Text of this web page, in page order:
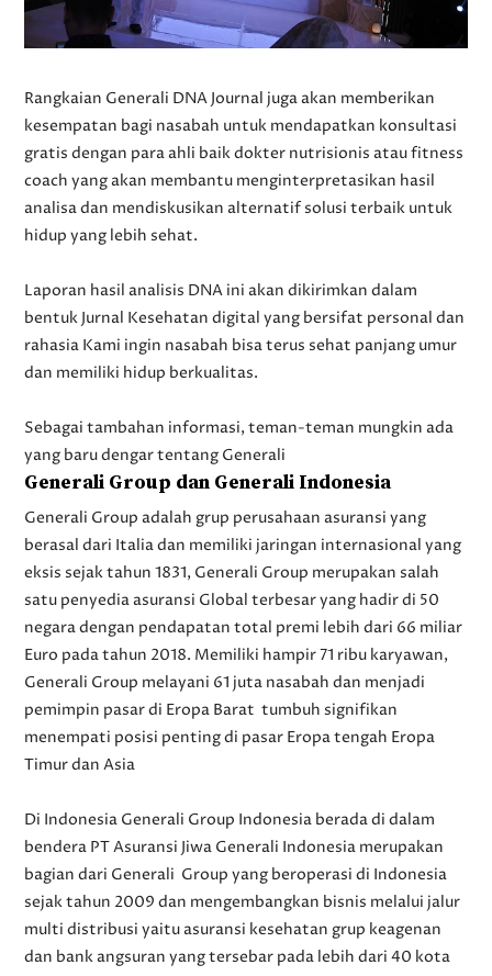
Rangkaian Generali DNA Journal juga akan memberikan
kesempatan bagi nasabah untuk mendapatkan konsultasi
gratis dengan para ahli baik dokter nutrisionis atau fitness
coach yang akan membantu menginterpretasikan hasil
analisa dan mendiskusikan alternatif solusi terbaik untuk
hidup yang lebih sehat.
Laporan hasil analisis DNA ini akan dikirimkan dalam
bentuk Jurnal Kesehatan digital yang bersifat personal dan
rahasia Kami ingin nasabah bisa terus sehat panjang umur
dan memiliki hidup berkualitas.
Sebagai tambahan informasi, teman-teman mungkin ada
yang baru dengar tentang Generali
Generali Group dan Generali Indonesia
Generali Group adalah grup perusahaan asuransi yang
berasal dari Italia dan memiliki jaringan internasional yang
eksis sejak tahun 1831, Generali Group merupakan salah
satu penyedia asuransi Global terbesar yang hadir di 50
negara dengan pendapatan total premi lebih dari 66 miliar
Euro pada tahun 2018. Memiliki hampir 71 ribu karyawan,
Generali Group melayani 61 juta nasabah dan menjadi
pemimpin pasar di Eropa Barat tumbuh signifikan
menempati posisi penting di pasar Eropa tengah Eropa
Timur dan Asia
Di Indonesia Generali Group Indonesia berada di dalam
bendera PT Asuransi Jiwa Generali Indonesia merupakan
bagian dari Generali Group yang beroperasi di Indonesia
sejak tahun 2009 dan mengembangkan bisnis melalui jalur
multi distribusi yaitu asuransi kesehatan grup keagenan
dan bank angsuran yang tersebar pada lebih dari 40 kota